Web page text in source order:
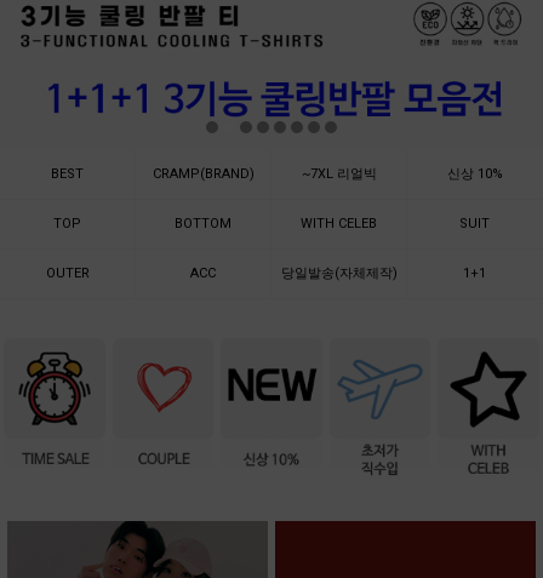
BEST CRAMP(BRAND) ~7XL 리얼빅 신상 10%
TOP BOTTOM WITH CELEB SUIT
OUTER ACC 당일발송(자체제작) 1+1